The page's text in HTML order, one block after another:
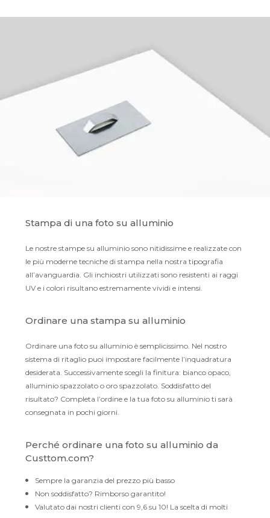
Stampa di una foto su alluminio
Le nostre stampe su alluminio sono nitidissime e realizzate con
le più moderne tecniche di stampa nella nostra tipografia
all’avanguardia. Gli inchiostri utilizzati sono resistenti ai raggi
UV e i colori risultano estremamente vividi e intensi.
Ordinare una stampa su alluminio
Ordinare una foto su alluminio è semplicissimo. Nel nostro
sistema di ritaglio puoi impostare facilmente l’inquadratura
desiderata. Successivamente scegli la finitura: bianco opaco,
alluminio spazzolato o oro spazzolato. Soddisfatto del
risultato? Completa l’ordine e la tua foto su alluminio ti sarà
consegnata in pochi giorni.
Perché ordinare una foto su alluminio da
Custtom.com?
Sempre la garanzia del prezzo più basso
Non soddisfatto? Rimborso garantito!
Valutato dai nostri clienti con 9,6 su 10! La scelta di molti